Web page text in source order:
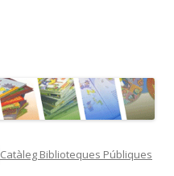
Catàleg Biblioteques Públiques